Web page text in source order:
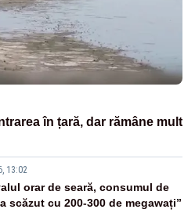
în țară, dar rămâne mult
13:02
orar de seară, consumul de
scăzut cu 200-300 de megawați”